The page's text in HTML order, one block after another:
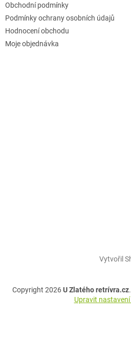
Obchodní podmínky
Podmínky ochrany osobních údajů
Hodnocení obchodu
Moje objednávka
Vytvořil
Copyright 2026U Zlatého retrívra.cz
Upravit